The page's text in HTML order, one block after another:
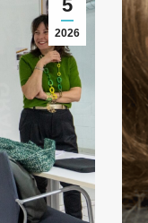
5
2026